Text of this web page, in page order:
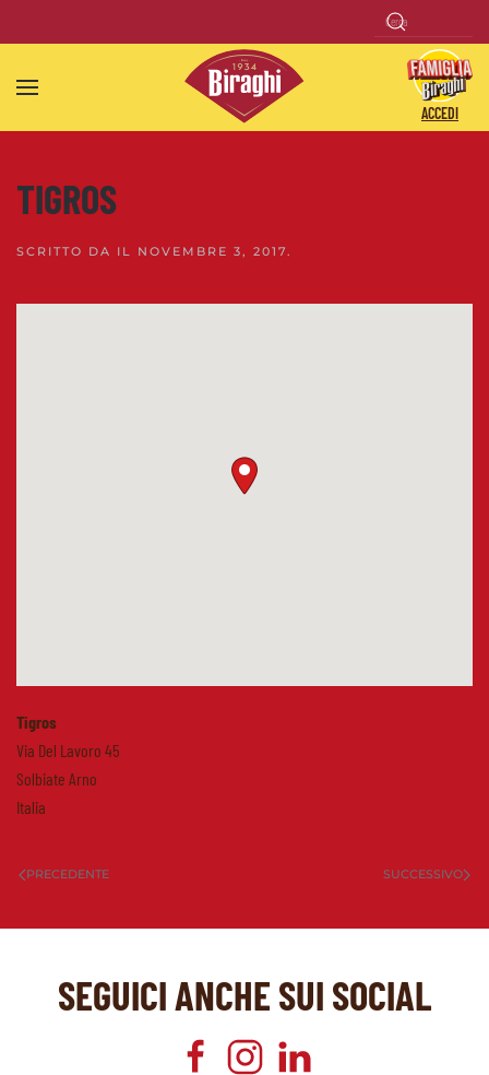
Skip to main content
ACCEDI
TIGROS
SCRITTO DA IL NOVEMBRE 3, 2017.
Tigros
Via Del Lavoro 45
Solbiate Arno
Italia
PRECEDENTE SUCCESSIVO
SEGUICI ANCHE SUI SOCIAL